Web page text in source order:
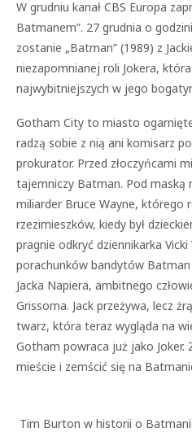
W grudniu kanał CBS Europa
Batmanem”. 27 grudnia o
zostanie „Batman” (1989) z
niezapomnianej roli Jokera,
najwybitniejszych w jego
Gotham City to miasto
radzą sobie z nią ani komisarz
prokurator. Przed złoczyńcami
tajemniczy Batman. Pod maską
miliarder Bruce Wayne, którego
rzezimieszków, kiedy był
pragnie odkryć dziennikarka
porachunków bandytów
Jacka Napiera, ambitnego
Grissoma. Jack przeżywa, lecz
twarz, która teraz wygląda na
Gotham powraca już jako Joker.
mieście i zemścić się na
Tim Burton w historii o